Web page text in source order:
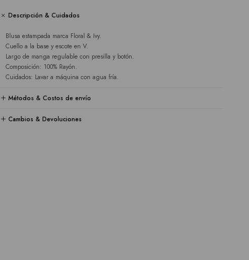
Descripción & Cuidados
Blusa estampada marca Floral & Ivy.
Cuello a la base y escote en V.
Largo de manga regulable con presilla y botón.
Composición: 100% Rayón.
Cuidados: Lavar a máquina con agua fría.
Métodos & Costos de envío
Cambios & Devoluciones